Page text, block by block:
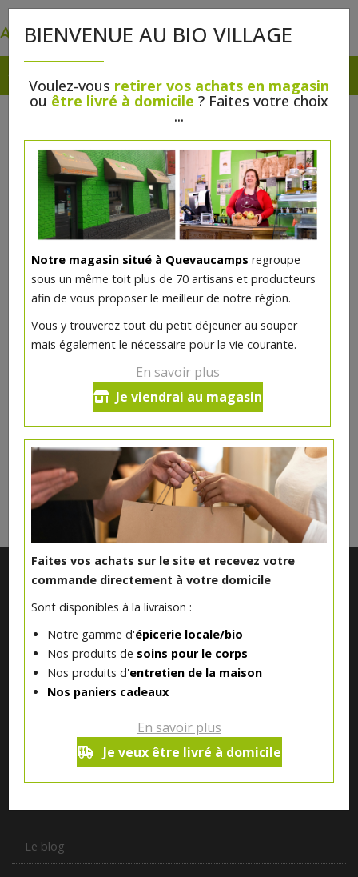
BIENVENUE AU BIO VILLAGE
Voulez-vous retirer vos achats en magasin
ou être livré à domicile ? Faites votre choix
...
Notre magasin situé à Quevaucamps regroupe
sous un même toit plus de 70 artisans et producteurs
afin de vous proposer le meilleur de notre région.
Vous y trouverez tout du petit déjeuner au souper
mais également le nécessaire pour la vie courante.
En savoir plus
Je viendrai au magasin
Faites vos achats sur le site et recevez votre
commande directement à votre domicile
Sont disponibles à la livraison :
Notre gamme d'épicerie locale/bio
Nos produits de soins pour le corps
Nos produits d'entretien de la maison
Nos paniers cadeaux
En savoir plus
Je veux être livré à domicile
Cuisses canard x 2pc
17.37€/kg
Ce produit est indisponible pour le moment.
DANS LA MÊME CATÉGORIE ...
produits de plus de 50 artisans et producteurs régionaux pour
vous servir du petit déjeuner au souper.
Le blog